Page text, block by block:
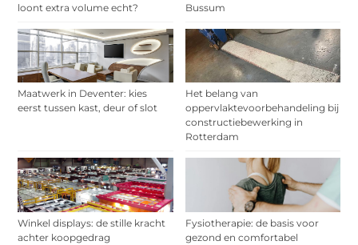
loont extra volume echt?
Bussum
Maatwerk in Deventer: kies
eerst tussen kast, deur of slot
Het belang van
oppervlaktevoorbehandeling bij
constructiebewerking in
Rotterdam
Winkel displays: de stille kracht
achter koopgedrag
Fysiotherapie: de basis voor
gezond en comfortabel